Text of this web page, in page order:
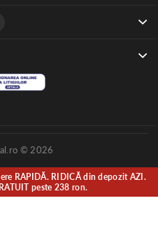
© 2026
RAPIDĂ. RIDICĂ din depozit AZI.
peste 238 ron.